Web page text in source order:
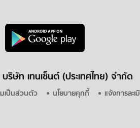
ริษัท เทนเซ็นต์ (ประเทศไทย) จำกัด
เป็นส่วนตัว นโยบายคุกกี้ แจ้งการละ